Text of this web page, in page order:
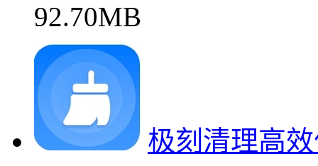
92.70MB
极刻清理高